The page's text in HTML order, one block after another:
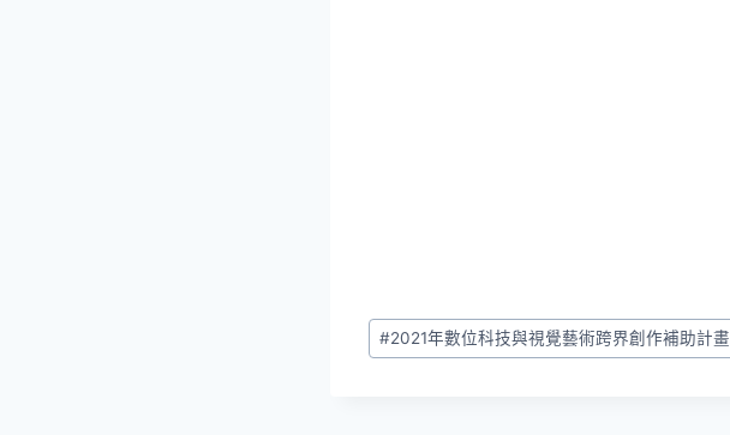
Post
Tags:
#2021年數位科技與視覺藝術跨界創作補助計畫